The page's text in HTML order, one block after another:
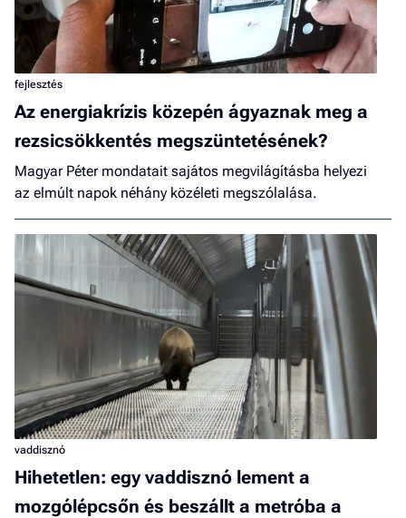
fejlesztés
Az energiakrízis közepén ágyaznak meg a
rezsicsökkentés megszüntetésének?
Magyar Péter mondatait sajátos megvilágításba helyezi
az elmúlt napok néhány közéleti megszólalása.
vaddisznó
Hihetetlen: egy vaddisznó lement a
mozgólépcsőn és beszállt a metróba a